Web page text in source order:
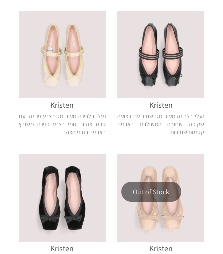
Kristen
נעלי בלרינה מעור מט בצבע פנינה. עם
סרט צהוב וגומי בצבע פנינה משובץ
באבנים בגווני הצהב
Kristen
נעלי בלרינה מעור מט שחור עם רצועה
שקופה שחורה המשולבת באבנים
קטנטת שחורות
Kristen
Out of Stock
Kristen